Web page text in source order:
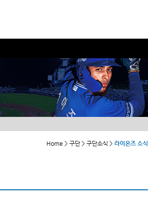
Home > 구단 > 구단소식 > 라이온즈 소식